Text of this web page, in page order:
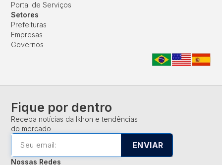
Portal de Serviços
Setores
Prefeituras
Empresas
Governos
Fique por dentro
Receba notícias da Ikhon e tendências
do mercado
ENVIAR
Nossas Redes